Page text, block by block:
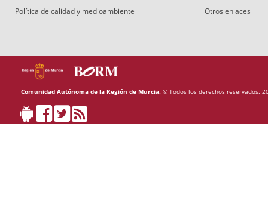
Política de calidad y medioambiente
Otros enlaces
Comunidad Autónoma de la Región de Murcia. © Todos los derechos reservados.